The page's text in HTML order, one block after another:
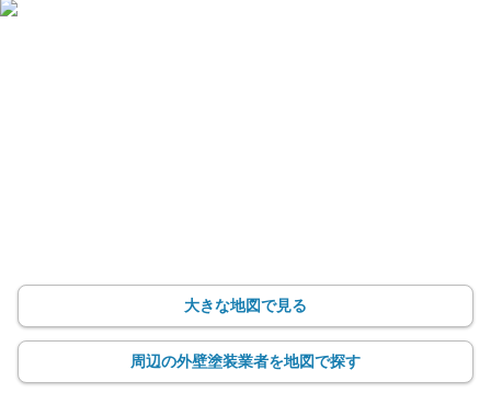
大きな地図で見る
周辺の外壁塗装業者を地図で探す